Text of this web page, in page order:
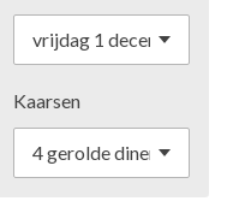
Kaarsen